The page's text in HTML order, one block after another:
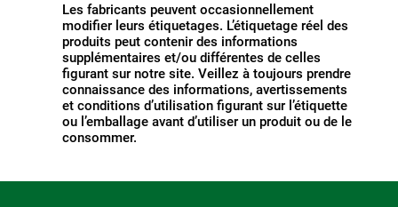
Les fabricants peuvent occasionnellement
modifier leurs étiquetages. L’étiquetage réel des
produits peut contenir des informations
supplémentaires et/ou différentes de celles
figurant sur notre site. Veillez à toujours prendre
connaissance des informations, avertissements
et conditions d’utilisation figurant sur l’étiquette
ou l’emballage avant d’utiliser un produit ou de le
consommer.